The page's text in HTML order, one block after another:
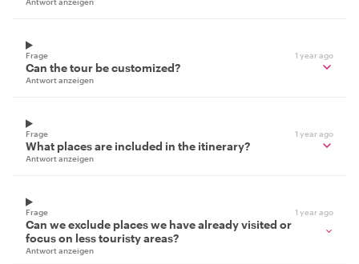
Frage 1 year ago
Can the tour be customized?
Antwort anzeigen
Frage 1 year ago
What places are included in the itinerary?
Antwort anzeigen
Frage 1 year ago
Can we exclude places we have already visited or
focus on less touristy areas?
Antwort anzeigen